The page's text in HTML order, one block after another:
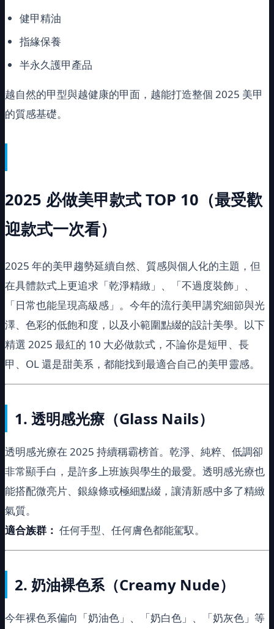
健甲精油
指緣保養
半永久護甲產品
越自然的甲型與越健康的甲面，越能打造整個 2025 美甲
的質感基礎。
2025 必做美甲款式 TOP 10 （最受歡
迎款式一次看）
2025 年的美甲趨勢延續自然、質感與個人化的主題，但
在具體款式上更追求「乾淨精緻」、「不過度裝飾」、
「日常也能呈現高級感」。今年的流行美甲講究細節與光
澤、色彩的低飽和度，以及小範圍點綴的設計美學。以下
精選 2025 最紅的 10 大必做款式，不論你是短甲、長
甲、OL 還是甜美系，都能找到最適合自己的美甲靈感。
1. 透明感光療（Glass Nails）
透明感光療在 2025 持續稱霸榜首。乾淨、純粹、低調卻
非常顯手白，是許多上班族與學生的最愛。透明感光療也
能搭配微亮片、銀線條或極細點綴，讓清新感中多了精緻
氣質。
適合族群： 任何手型、任何膚色都能駕馭。
2. 奶油裸色系（Creamy Nude）
今年裸色系偏向「奶油色」、「奶白色」、「奶灰色」等